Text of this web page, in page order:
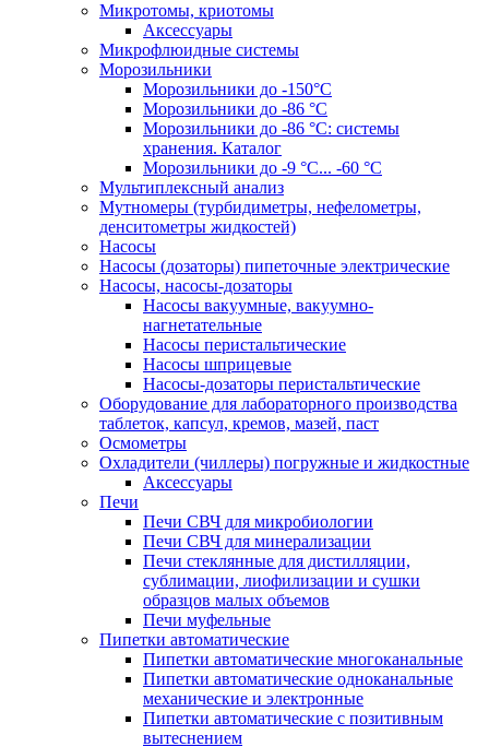
Микротомы, криотомы
Аксессуары
Микрофлюидные системы
Морозильники
Морозильники до -150°С
Морозильники до -86 °C
Морозильники до -86 °C: системы
хранения. Каталог
Морозильники до -9 °C... -60 °C
Мультиплексный анализ
Мутномеры (турбидиметры, нефелометры,
денситометры жидкостей)
Насосы
Насосы (дозаторы) пипеточные электрические
Насосы, насосы-дозаторы
Насосы вакуумные, вакуумно-
нагнетательные
Насосы перистальтические
Насосы шприцевые
Насосы-дозаторы перистальтические
Оборудование для лабораторного производства
таблеток, капсул, кремов, мазей, паст
Осмометры
Охладители (чиллеры) погружные и жидкостные
Аксессуары
Печи
Печи СВЧ для микробиологии
Печи СВЧ для минерализации
Печи стеклянные для дистилляции,
сублимации, лиофилизации и сушки
образцов малых объемов
Печи муфельные
Пипетки автоматические
Пипетки автоматические многоканальные
Пипетки автоматические одноканальные
механические и электронные
Пипетки автоматические с позитивным
вытеснением